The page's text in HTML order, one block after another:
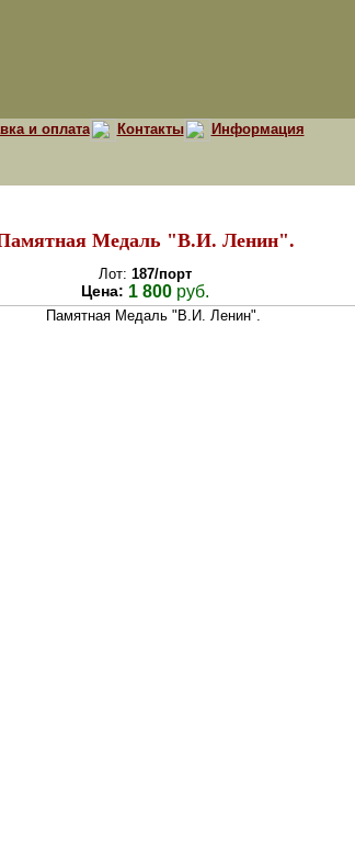
и оплата Контакты Информация
Медаль "В.И. Ленин".
Лот: 187/порт
Цена: 1 800руб.